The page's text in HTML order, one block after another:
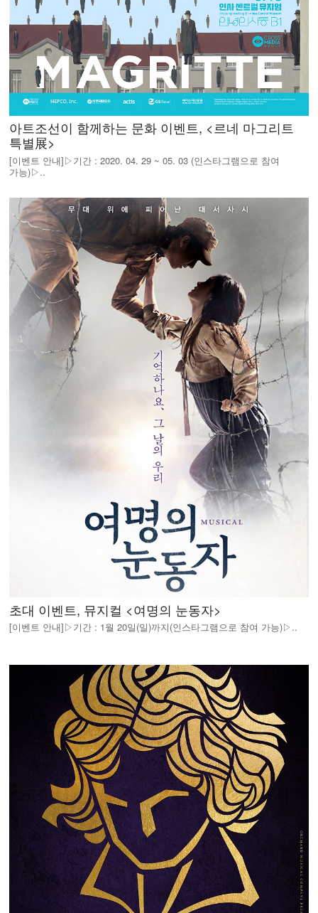
아트조선이 함께하는 문화 이벤트, <르네 마그리트
특별展>
[이벤트 안내]▷기간 : 2020. 04. 29 ~ 05. 03 (인스타그램으로 참여
가능)▷..
초대 이벤트, 뮤지컬 <여명의 눈동자>
[이벤트 안내]▷기간 : 1월 20일(일)까지(인스타그램으로 참여 가능)▷..